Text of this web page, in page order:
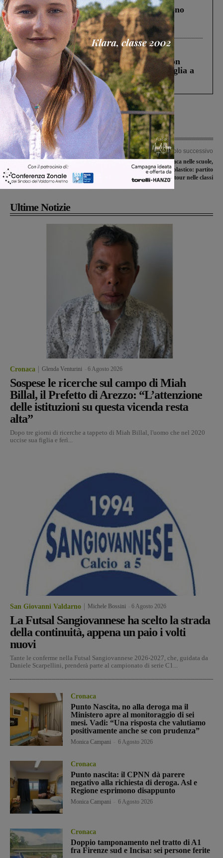
Un anno fa la strage in A1 in cui morirono
Gianni, Giulia e Franco. Lo schianto, il
processo, lo stop ai sorpassi fra tir....
Cronaca 3 Agosto 2026
Scomparso da una struttura di Castiglion
Fiorentino l’uomo che aveva ucciso la figlia a
Levane nel 2020
Articolo precedente
veloce, suo il titolo toscano dei 100m
Articolo successivo
Il saluto della sindaca nelle scuole,
all’avvio dell’anno scolastico: partito
il tour nelle classi
Ultime Notizie
Cronaca Glenda Venturini 6 Agosto 2026
Sospese le ricerche sul campo di Miah
Billal, il Prefetto di Arezzo: “L’attenzione
delle istituzioni su questa vicenda resta
alta”
Dopo tre giorni di ricerche a tappeto di Miah Billal, l'uomo che nel 2020
uccise sua figlia e ferì...
San Giovanni Valdarno Michele Bossini 6 Agosto 2026
La Futsal Sangiovannese ha scelto la strada
della continuità, appena un paio i volti
nuovi
Tante le conferme nella Futsal Sangiovannese 2026-2027, che, guidata da
Daniele Scarpellini, prenderà parte al campionato di serie C1...
Cronaca
Punto Nascita, no alla deroga ma il
Ministero apre al monitoraggio di sei
mesi. Vadi: “Una risposta che valutiamo
positivamente anche se con prudenza”
Monica Campani 6 Agosto 2026
Cronaca
Punto nascita: il CPNN dà parere
negativo alla richiesta di deroga. Asl e
Regione esprimono disappunto
Monica Campani 6 Agosto 2026
Cronaca
Doppio tamponamento nel tratto di A1
fra Firenze sud e Incisa: sei persone ferite